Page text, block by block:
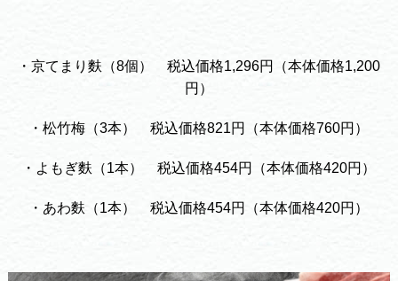
・京てまり麩（8個） 税込価格1,296円（本体価格1,200
円）
・松竹梅（3本） 税込価格821円（本体価格760円）
・よもぎ麩（1本） 税込価格454円（本体価格420円）
・あわ麩（1本） 税込価格454円（本体価格420円）